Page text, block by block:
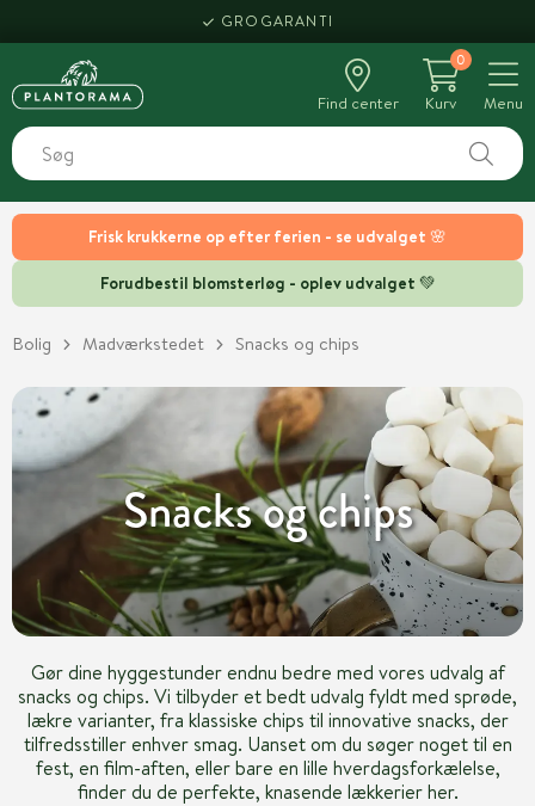
Frisk krukkerne op efter ferien - se udvalget 🌸
Forudbestil blomsterløg - oplev udvalget 💚
HENT SAMME DAG
Find center
0
Kurv
Menu
Bolig Madværkstedet Snacks og chips
Snacks og chips
Gør dine hyggestunder endnu bedre med vores udvalg af
snacks og chips. Vi tilbyder et bedt udvalg fyldt med sprøde,
lækre varianter, fra klassiske chips til innovative snacks, der
tilfredsstiller enhver smag. Uanset om du søger noget til en
fest, en film-aften, eller bare en lille hverdagsforkælelse,
finder du de perfekte, knasende lækkerier her.